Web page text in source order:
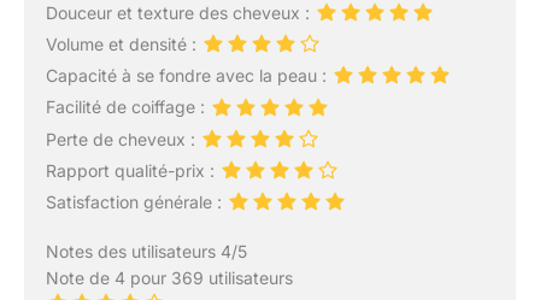
Douceur et texture des cheveux :
Volume et densité :
Capacité à se fondre avec la peau :
Facilité de coiffage :
Perte de cheveux :
Rapport qualité-prix :
Satisfaction générale :
Notes des utilisateurs 4/5
Note de 4 pour 369 utilisateurs